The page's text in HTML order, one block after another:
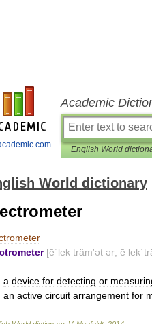
Academic
English World
World dictionary
[ē΄lek träm′ət ər; ē
a device for detecting or
an active circuit arrangement for